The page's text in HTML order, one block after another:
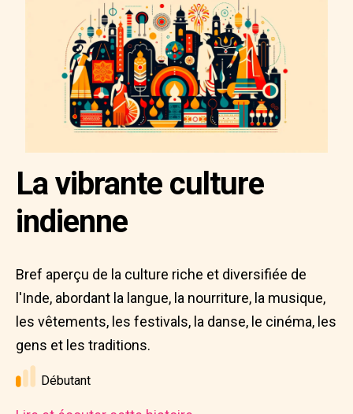
La vibrante culture
indienne
Bref aperçu de la culture riche et diversifiée de
l'Inde, abordant la langue, la nourriture, la musique,
les vêtements, les festivals, la danse, le cinéma, les
gens et les traditions.
Débutant